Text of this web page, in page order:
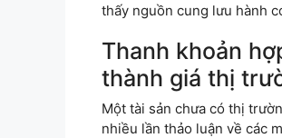
thấy nguồn cung lưu hành
Thanh khoản
thành giá thị
Một tài sản chưa có thị
nhiều lần thảo luận về các